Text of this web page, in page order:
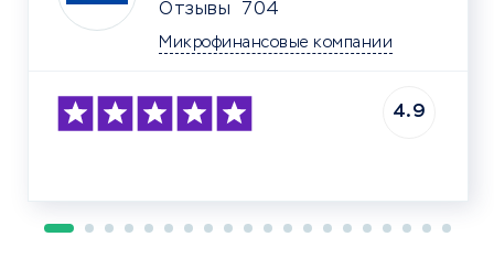
Отзывы 704
Микрофинансовые компании
4.9